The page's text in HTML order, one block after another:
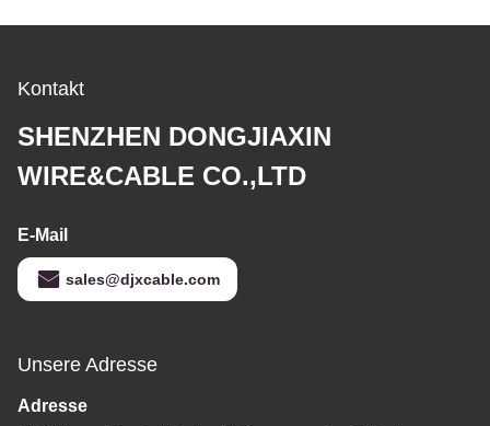
Kontakt
SHENZHEN DONGJIAXIN
WIRE&CABLE CO.,LTD
E-Mail
sales@djxcable.com
Unsere Adresse
Adresse